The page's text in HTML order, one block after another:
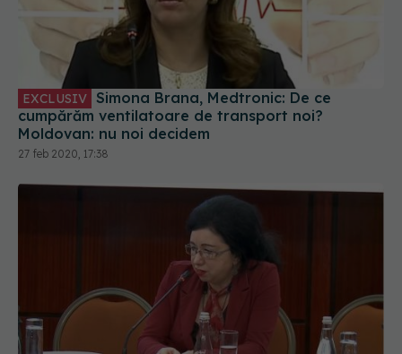
EXCLUSIV
cumpărăm ventilatoare de transport noi?
Moldovan: nu noi decidem
27 feb 2020, 17:38